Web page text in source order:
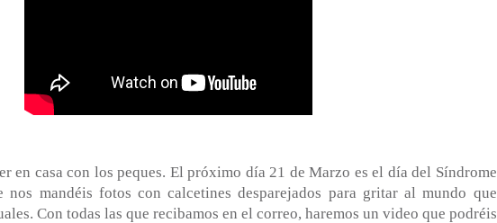
en casa con los peques. El próximo día 21 de Marzo es el día del Síndrome
nos mandéis fotos con calcetines desparejados para gritar al mundo que
Con todas las que recibamos en el correo, haremos un video que podréis